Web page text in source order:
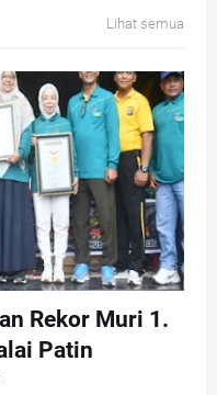
Lihat semua
Rekor Muri 1.
Patin